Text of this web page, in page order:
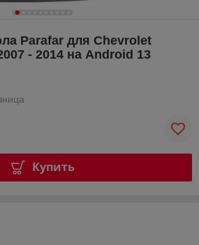
Parafar для Chevrolet
- 2014 на Android 13
Купить